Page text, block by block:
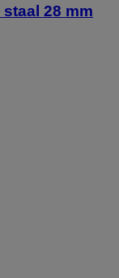
28 mm